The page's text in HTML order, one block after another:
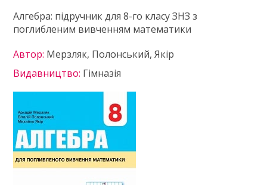
Алгебра: підручник для 8-го класу ЗНЗ з
поглибленим вивченням математики
Автор: Мерзляк, Полонський, Якір
Видавництво: Гімназія